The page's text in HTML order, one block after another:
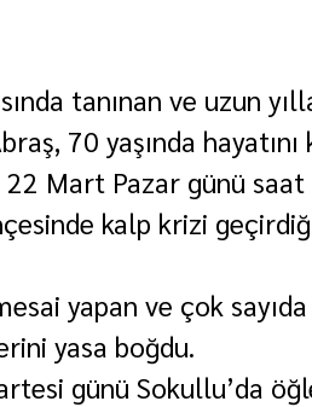
tanınan ve uzun
70 yaşında hayatını
Mart Pazar günü
kalp krizi
yapan ve çok
yasa boğdu.
günü Sokullu’da